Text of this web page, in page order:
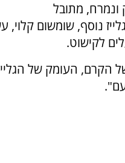
מתובל
נוסף, שומשום קלוי,
לקישוט.
הקרם, העומק של